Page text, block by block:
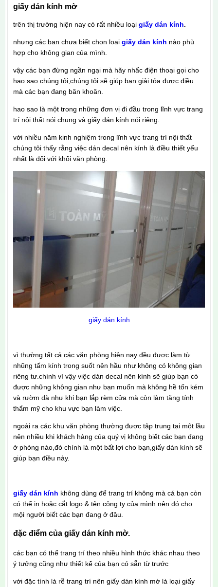
giấy dán kính mờ
trên thị trường hiện nay có rất nhiều loại giấy dán kính.
nhưng các bạn chưa biết chọn loại giấy dán kính nào phù
hợp cho không gian của mình.
vậy các bạn đừng ngần ngại mà hãy nhấc điện thoại gọi cho
hao sao chúng tôi,chúng tôi sẽ giúp bạn giải tỏa được điều
mà các bạn đang băn khoăn.
hao sao là một trong những đơn vị đi đầu trong lĩnh vực trang
trí nội thất nói chung và giấy dán kính nói riêng.
với nhiều năm kinh nghiệm trong lĩnh vực trang trí nội thất
chúng tôi thấy rằng việc dán decal nên kính là điều thiết yếu
nhất là đối với khối văn phòng.
giấy dán kính
vì thường tất cả các văn phòng hiện nay đều được làm từ
nhũng tấm kính trong suốt nên hầu như không có không gian
riêng tư.chính vì vậy việc dán decal nên kính sẽ giúp bạn có
được những không gian như bạn muốn mà không hề tốn kém
và rườm dà như khi bạn lắp rèm cửa mà còn làm tăng tính
thẩm mỹ cho khu vực bạn làm việc.
ngoài ra các khu văn phòng thường được tập trung tại một lầu
nên nhiều khi khách hàng của quý vị không biết các bạn đang
ở phòng nào,đó chính là một bất lợi cho bạn,giấy dán kính sẽ
giúp bạn điều này.
giấy dán kính không dùng để trang trí không mà cá bạn còn
có thể in hoặc cắt logo & tên công ty của mình nên đó cho
mội người biết các bạn đang ở đâu.
đặc điểm của giấy dán kính mờ.
các bạn có thể trang trí theo nhiều hình thức khác nhau theo
ý tưởng cũng như thiết kế của bạn có sẵn từ trước
với đặc tính là rễ trang trí nên giấy dán kính mờ là loại giấy